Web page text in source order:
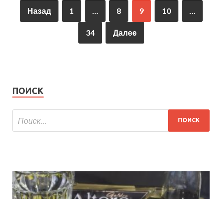
Назад 1 8 9 10
34 Далее
ПОИСК